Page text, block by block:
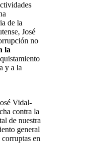
de la
José
no
la
y a la
Vidal-
contra la
de nuestra
general
en